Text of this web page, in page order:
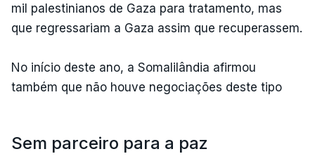
mil palestinianos de Gaza para tratamento, mas
que regressariam a Gaza assim que recuperassem.
No início deste ano, a Somalilândia afirmou
também que não houve negociações deste tipo
Sem parceiro para a paz